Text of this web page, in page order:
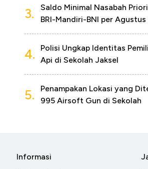
3.
Saldo Minimal Nasabah
BRI-Mandiri-BNI per
4.
Polisi Ungkap Identitas
Api di Sekolah Jaksel
5.
Penampakan Lokasi yang
995 Airsoft Gun di Sekolah
Informasi